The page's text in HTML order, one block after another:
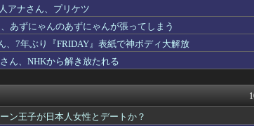
裏1アウト満塁から2点タイムリー！浦...
先生51歳「あ、切り込む？笑」
ネ
てない？
ま
ロの火がつかなくなった
！2試合の試合結果が同じスコアにwww...
サ
…？ 何を伝えたいキャラだったの…？
ゲ
国サッカー協会、外国人審判に性接待疑...
反
丸が押し出し四球を選びリードを3点に...
アナさん、プリケツ
あずにゃんのあずにゃんが張ってしまう
、7年ぶり『FRIDAY』表紙で神ボディ大解放
ん、NHKから解き放たれる
ン王子が日本人女性とデートか？